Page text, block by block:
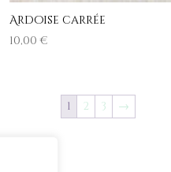
Ardoise carrée
10,00€
1 2 3 →